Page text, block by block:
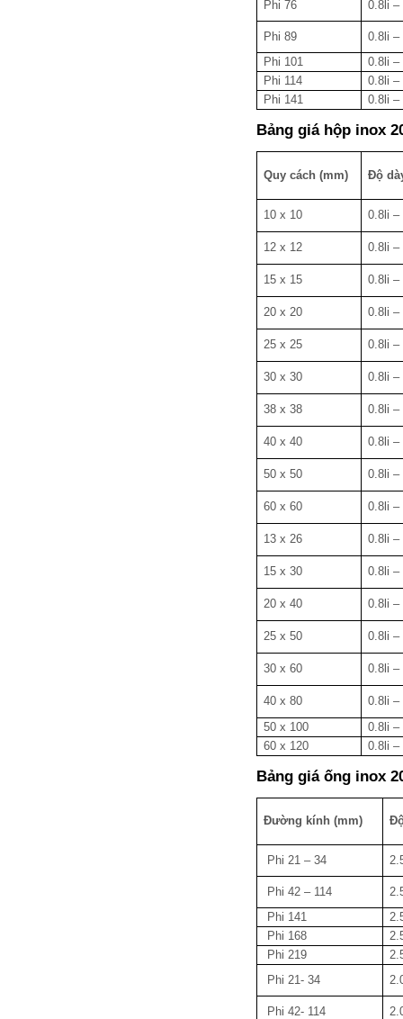
Phi 76 0.8li –
Phi 89
0.8li –
Phi 101
0.8li –
Phi 114
0.8li –
Phi 141
0.8li –
Bảng giá hộp inox
Quy cách (mm) Độ
10 x 10 0.8li –
12 x 12 0.8li –
15 x 15 0.8li –
20 x 20 0.8li –
25 x 25 0.8li –
30 x 30 0.8li –
38 x 38 0.8li –
40 x 40 0.8li –
50 x 50 0.8li –
60 x 60 0.8li –
13 x 26 0.8li –
15 x 30 0.8li –
20 x 40 0.8li –
25 x 50 0.8li –
30 x 60 0.8li –
40 x 80
0.8li –
50 x 100
0.8li –
60 x 120
0.8li –
Bảng giá ống inox
Đường kính (mm)
Phi 21 – 34
Phi 42 – 114
Phi 141
Phi 168
Phi 219
Phi 21- 34
Phi 42- 114